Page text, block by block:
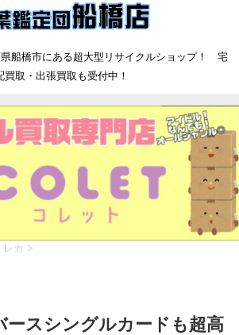
船橋市にある超大型リサイクルショップ！ 宅
買取・出張買取も受付中！
レカ >
ースシングルカードも超高